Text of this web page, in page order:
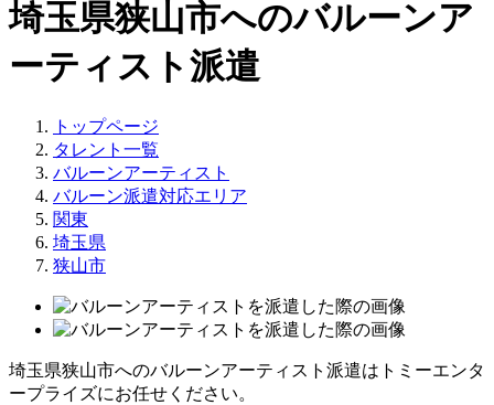
埼玉県狭山市へのバルーンア
ーティスト派遣
トップページ
タレント一覧
バルーンアーティスト
バルーン派遣対応エリア
関東
埼玉県
狭山市
埼玉県狭山市へのバルーンアーティスト派遣はトミーエンタ
ープライズにお任せください。